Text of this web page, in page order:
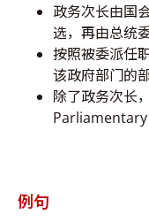
政务次长由国
选，再由总统委
按照被委派任
该政府部门的部
除了政务次长
Parliamentary
例句